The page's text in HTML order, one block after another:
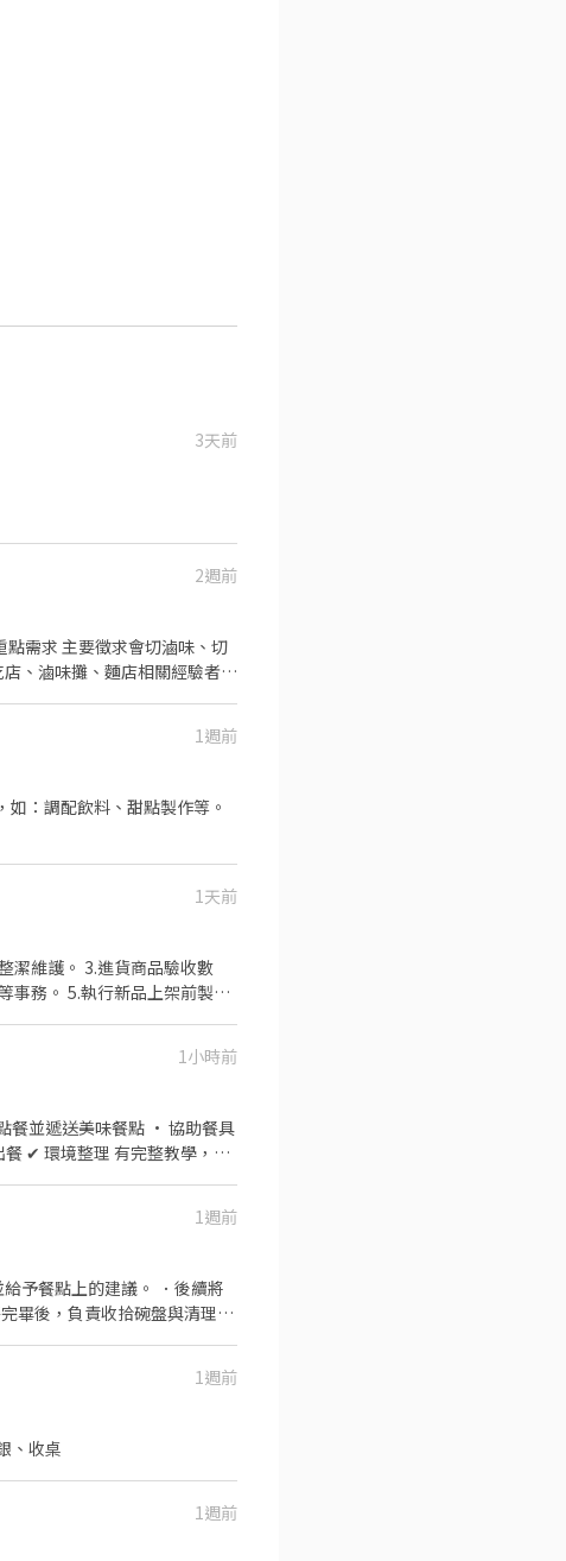
3天前
2週前
、滷味攤、麵店相關經驗者優
、營運績效獎勵金及排班配合
電話：0953-757-171 地址：台北市大同區寧夏路 12 號 1 樓
1週前
：調配飲料、甜點製作等。
1天前
事務。 5.執行新品上架前製作
動 / 高度責任感 / 配合度高 /
你加入LOVSO團隊
1小時前
包外帶。 備料後盾：備料和
1週前
予餐點上的建議。 ．後續將
畢後，負責收拾碗盤與清理環
1週前
收銀、收桌
1週前